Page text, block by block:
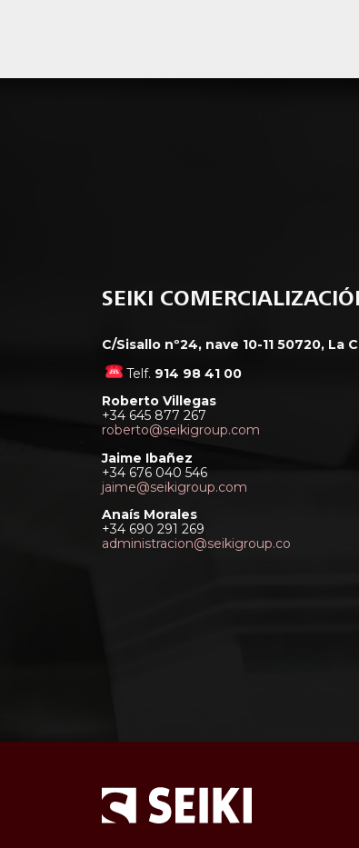
SEIKI
C/Sisallo nº24, nave 10-11 50720, La
Telf. 914 98 41 00
Roberto Villegas
+34 645 877 267
roberto@seikigroup.com
Jaime Ibañez
+34 676 040 546
jaime@seikigroup.com
Anaís Morales
+34 690 291 269
administracion@seikigroup.co